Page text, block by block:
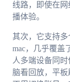
线路，即使在
播体验。
其次，它支持多
mac，几乎覆盖
人多端设备同
脑看回放，平板